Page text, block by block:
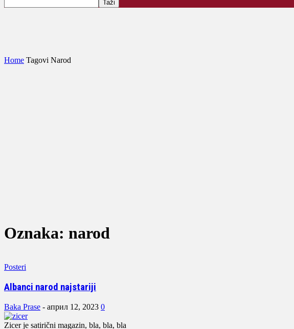
Home Tagovi Narod
Oznaka: narod
Posteri
Albanci narod najstariji
Baka Prase - април 12, 2023 0
Zicer je satirični magazin, bla, bla, bla